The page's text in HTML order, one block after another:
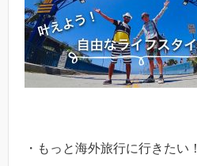
・もっと海外旅行に行きたい！